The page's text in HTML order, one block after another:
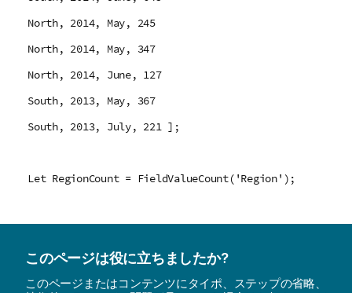
North, 2014, May, 245
North, 2014, May, 347
North, 2014, June, 127
South, 2013, May, 367
South, 2013, July, 221 ];
Let RegionCount = FieldValueCount('Region');
このページは役に立ちましたか?
このページまたはコンテンツにタイポ、ステップの省略、